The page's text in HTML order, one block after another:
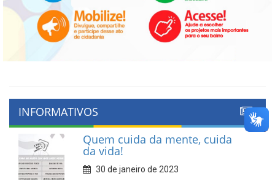
INFORMATIVOS
Quem cuida da mente, cuida
da vida!
30 de janeiro de 2023